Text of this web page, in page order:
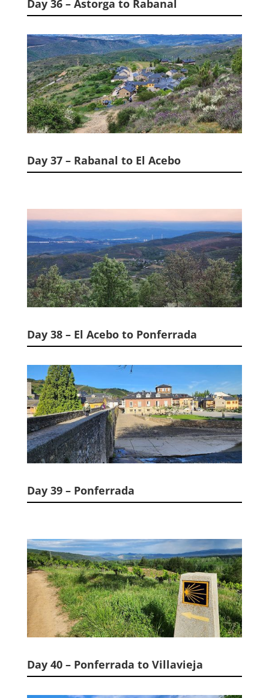
Day 36 – Astorga to Rabanal
Day 37 – Rabanal to El Acebo
Day 38 – El Acebo to Ponferrada
Day 39 – Ponferrada
Day 40 – Ponferrada to Villavieja